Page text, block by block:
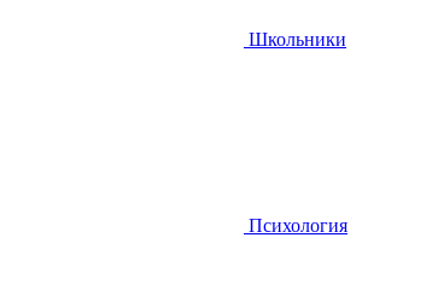
Школьники
Психология